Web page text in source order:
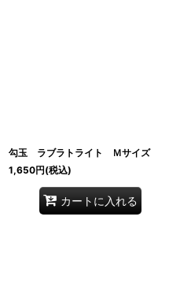
勾玉 ラブラトライト Ｍサイズ
1,650円(税込)
カートに入れる